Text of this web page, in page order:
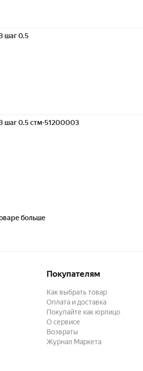
шаг 0.5
шаг 0.5 стм-51200003
больше
Покупателям
Как выбрать товар
Оплата и доставка
Покупайте как юрлицо
О сервисе
Возвраты
Журнал Маркета